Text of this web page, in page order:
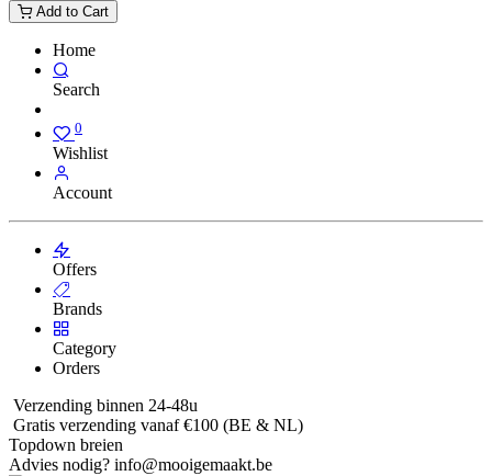
Add to Cart
Home
Search
0
Wishlist
Account
Offers
Brands
Category
Orders
Verzending binnen 24-48u
Gratis verzending vanaf €100 (BE & NL)
Topdown breien
Advies nodig? info@mooigemaakt.be